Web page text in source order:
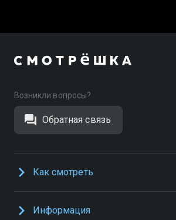
Возникли вопросы?
Обратная связь
Как смотреть
Информация